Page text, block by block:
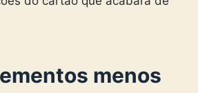
menos